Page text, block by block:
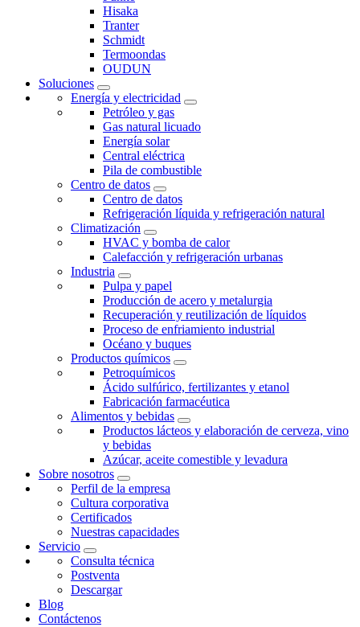
Hisaka
Tranter
Schmidt
Termoondas
OUDUN
Soluciones
Energía y electricidad
Petróleo y gas
Gas natural licuado
Energía solar
Central eléctrica
Pila de combustible
Centro de datos
Centro de datos
Refrigeración líquida y refrigeración natural
Climatización
HVAC y bomba de calor
Calefacción y refrigeración urbanas
Industria
Pulpa y papel
Producción de acero y metalurgia
Recuperación y reutilización de líquidos
Proceso de enfriamiento industrial
Océano y buques
Productos químicos
Petroquímicos
Ácido sulfúrico, fertilizantes y etanol
Fabricación farmacéutica
Alimentos y bebidas
Productos lácteos y elaboración de cerveza, vino
y bebidas
Azúcar, aceite comestible y levadura
Sobre nosotros
Perfil de la empresa
Cultura corporativa
Certificados
Nuestras capacidades
Servicio
Consulta técnica
Postventa
Descargar
Blog
Contáctenos